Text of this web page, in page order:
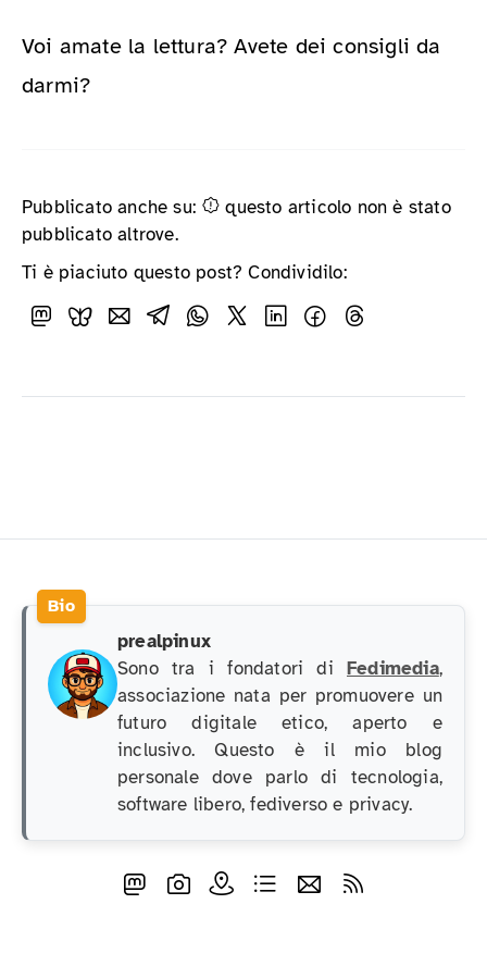
Voi amate la lettura? Avete dei consigli da
darmi?
Pubblicato anche su:
questo articolo non è stato
pubblicato altrove.
Ti è piaciuto questo post? Condividilo:
prealpinux
Sono tra i fondatori di Fedimedia,
associazione nata per promuovere un
futuro digitale etico, aperto e
inclusivo. Questo è il mio blog
personale dove parlo di tecnologia,
software libero, fediverso e privacy.